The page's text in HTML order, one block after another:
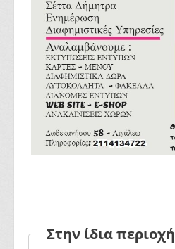
Στην ίδια περιοχή